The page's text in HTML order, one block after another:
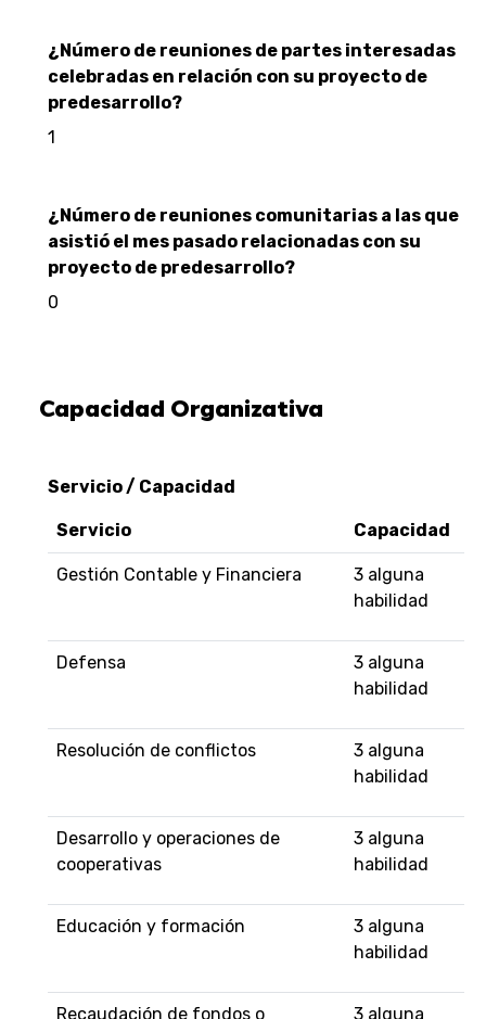
¿Número de reuniones de partes interesadas
celebradas en relación con su proyecto de
predesarrollo?
1
¿Número de reuniones comunitarias a las que
asistió el mes pasado relacionadas con su
proyecto de predesarrollo?
0
Capacidad Organizativa
Servicio / Capacidad
Servicio Capacidad
Gestión Contable y Financiera
3 alguna
habilidad
Defensa
3 alguna
habilidad
Resolución de conflictos
3 alguna
habilidad
Desarrollo y operaciones de
cooperativas
3 alguna
habilidad
Educación y formación
3 alguna
habilidad
Recaudación de fondos o
3 alguna